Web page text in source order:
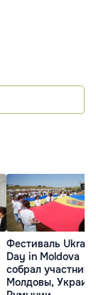
Фестиваль
Day in Moldova
собрал
Молдовы,